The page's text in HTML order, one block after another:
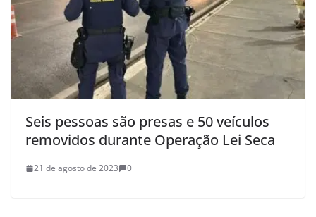
Seis pessoas são presas e 50 veículos
removidos durante Operação Lei Seca
21 de agosto de 2023 0